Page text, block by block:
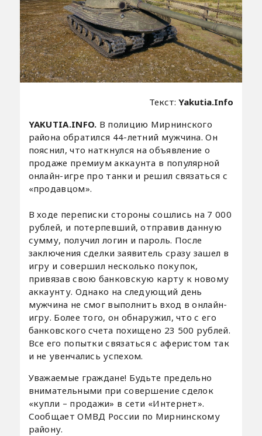
Текст:Yakutia.Info
YAKUTIA.INFO. В полицию Мирнинского
района обратился 44-летний мужчина. Он
пояснил, что наткнулся на объявление о
продаже премиум аккаунта в популярной
онлайн-игре про танки и решил связаться с
«продавцом».
В ходе переписки стороны сошлись на 7 000
рублей, и потерпевший, отправив данную
сумму, получил логин и пароль. После
заключения сделки заявитель сразу зашел в
игру и совершил несколько покупок,
привязав свою банковскую карту к новому
аккаунту. Однако на следующий день
мужчина не смог выполнить вход в онлайн-
игру. Более того, он обнаружил, что с его
банковского счета похищено 23 500 рублей.
Все его попытки связаться с аферистом так
и не увенчались успехом.
Уважаемые граждане! Будьте предельно
внимательными при совершение сделок
«купли – продажи» в сети «Интернет».
Сообщает ОМВД России по Мирнинскому
району.